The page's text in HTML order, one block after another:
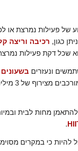
כגון, רכיבה וריצה
ונעזרים
נמרצת
מחות לבית
.
כי במקרים